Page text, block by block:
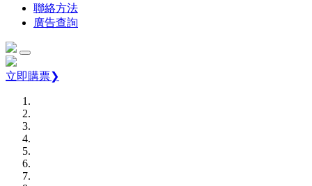
聯絡方法
廣告查詢
立即購票❯